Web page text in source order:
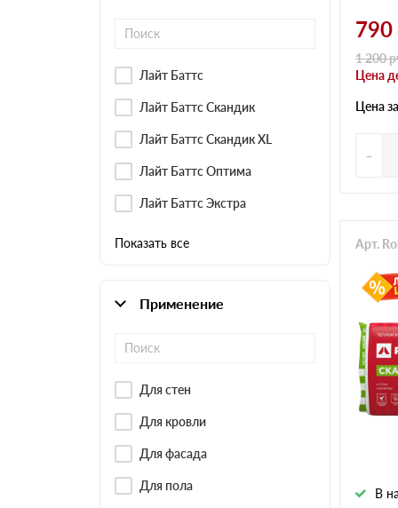
Лайт Баттс
Лайт Баттс Скандик
Лайт Баттс Скандик XL
Лайт Баттс Оптима
Лайт Баттс Экстра
Показать все
Применение
Для стен
Для кровли
Для фасада
Для пола
790
1 200
Цена
Цена за
-
В
Арт.